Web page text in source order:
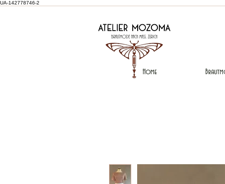
UA-142778746-2
Home